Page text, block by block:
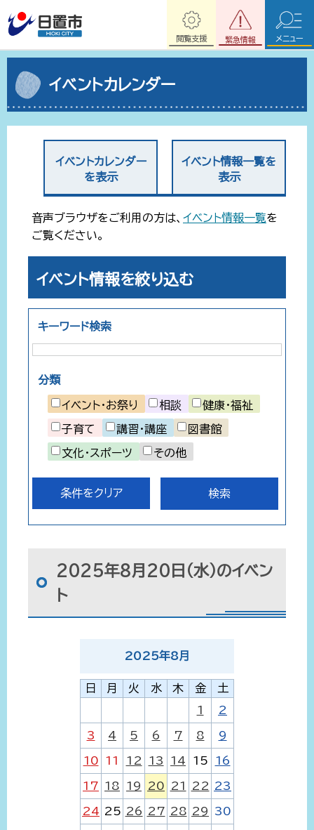
緊急情報
閲覧支援 メニュー
イベントカレンダー
イベントカレンダー
を表示
イベント情報一覧を
表示
音声ブラウザをご利用の方は、 イベント情報一覧を
ご覧ください。
イベント情報を絞り込む
キーワード検索
分類
イベント・お祭り 相談 健康・福祉
子育て 講習・講座 図書館
文化・スポーツ その他
条件をクリア
2025年8月20日（水）のイベン
ト
2025年8月
日 月 火 水 木 金
土
1
2
3 4 5 6 7 8 9
10 11 12 13 14 15 16
17 18 19 20 21 22 23
24 25 26 27 28 29 30